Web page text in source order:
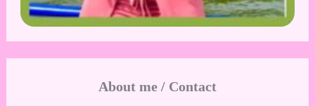
About me / Contact